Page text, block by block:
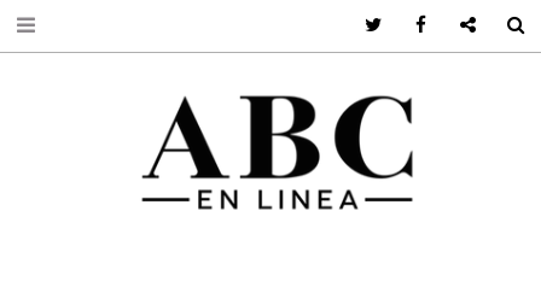
Twitter FacebookGoogle +